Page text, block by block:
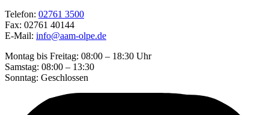
Telefon: 02761 3500
Fax: 02761 40144
E-Mail: info@aam-olpe.de
Montag bis Freitag: 08:00 – 18:30 Uhr
Samstag: 08:00 – 13:30
Sonntag: Geschlossen